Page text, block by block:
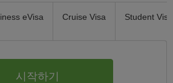
eVisa Cruise Visa Student Visa
시작하기